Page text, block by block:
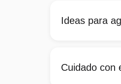
Ideas para
Cuidado con